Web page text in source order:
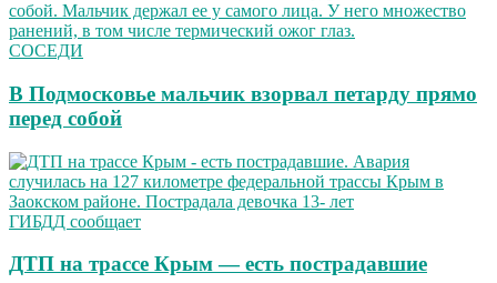
СОСЕДИ
В Подмосковье мальчик взорвал петарду прямо
перед собой
ГИБДД сообщает
ДТП на трассе Крым — есть пострадавшие